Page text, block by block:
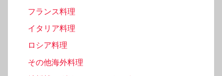
フランス料理
イタリア料理
ロシア料理
その他海外料理